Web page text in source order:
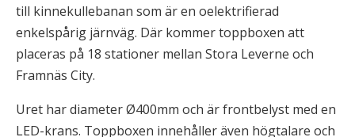
till kinnekullebanan som är en oelektrifierad
enkelspårig järnväg. Där kommer toppboxen att
placeras på 18 stationer mellan Stora Leverne och
Framnäs City.
Uret har diameter Ø400mm och är frontbelyst med en
LED-krans. Toppboxen innehåller även högtalare och